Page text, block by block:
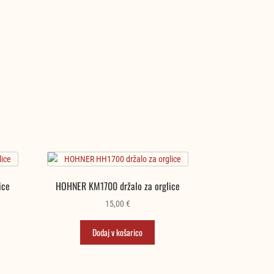
HOHNER KM1700 držalo za orglice
15,00 €
Dodaj v košarico